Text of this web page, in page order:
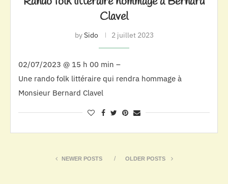
Clavel
bySido 2 juillet 2023
02/07/2023 @ 15 h 00 min –
Une rando folk littéraire qui rendra hommage à
Monsieur Bernard Clavel
NEWER POSTS OLDER POSTS